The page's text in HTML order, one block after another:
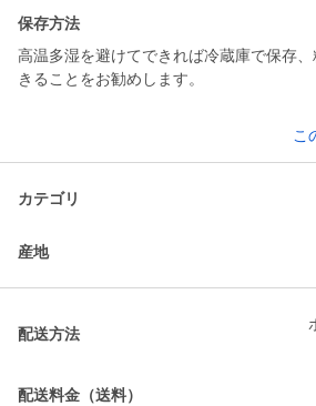
保存方法
高温多湿を避けてできれば冷蔵庫で保存
きることをお勧めします。
こ
カテゴリ
産地
配送方法
配送料金（送料）